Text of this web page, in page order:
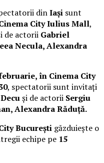
dinIași sunt
City Iulius Mall,
de actorii Gabriel
Necula, Alexandra
în Cinema City
, spectatorii sunt invitați
și de actorii Sergiu
Alexandra Răduță.
București găzduiește o
echipe pe 15